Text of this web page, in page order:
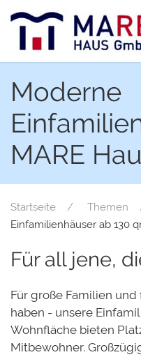
Moderne
MARE
Startseite Themen
Einfamilienhäuser ab 130
Für all jene,
Für große Familien
haben - unsere
Wohnfläche bieten
Mitbewohner.